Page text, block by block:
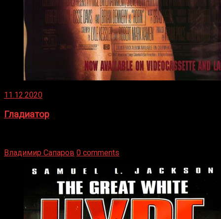
11.12.2020
Гладиатор
Владимир Сапаров 0 comments